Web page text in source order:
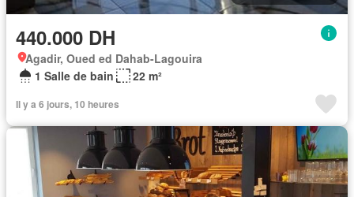
440.000 DH
Agadir, Oued ed Dahab-Lagouira
1 Salle de bain
22 m²
Il y a 6 jours, 10 heures